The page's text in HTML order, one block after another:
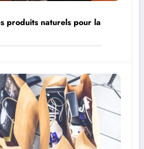
produits naturels pour la